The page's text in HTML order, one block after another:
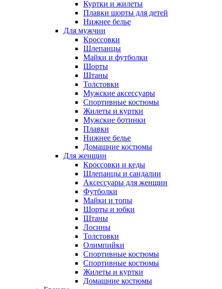
Куртки и жилеты
Плавки шорты для детей
Нижнее белье
Для мужчин
Кроссовки
Шлепанцы
Майки и футболки
Шорты
Штаны
Толстовки
Мужские аксессуары
Спортивные костюмы
Жилеты и куртки
Мужские ботинки
Плавки
Нижнее белье
Домашние костюмы
Для женщин
Кроссовки и кеды
Шлепанцы и сандалии
Аксессуары для женщин
Футболки
Майки и топы
Шорты и юбки
Штаны
Лосины
Толстовки
Олимпийки
Спортивные костюмы
Спортивные костюмы
Жилеты и куртки
Домашние костюмы